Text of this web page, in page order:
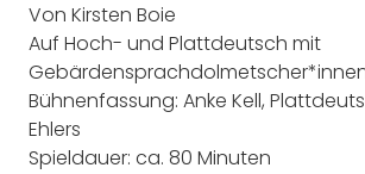
Von Kirsten Boie
Auf Hoch- und Plattdeutsch mit
Bühnenfassung: Anke Kell,
Ehlers
Spieldauer: ca. 80 Minuten